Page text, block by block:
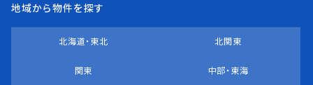
地域から物件を探す
北海道・東北 北関東
関東 中部・東海